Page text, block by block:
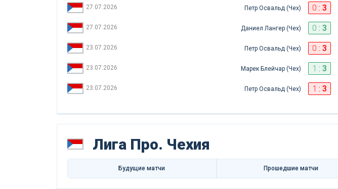
27.07.2026 Петр Освальд (Чех) 0 : 3
27.07.2026 Даниел Лангер (Чех) 0 : 3
23.07.2026 Петр Освальд (Чех) 0 : 3
23.07.2026 Марек Блейчар (Чех) 1 : 3
23.07.2026 Петр Освальд (Чех) 1 : 3
Лига Про. Чехия
Будущие матчи Прошедшие матчи